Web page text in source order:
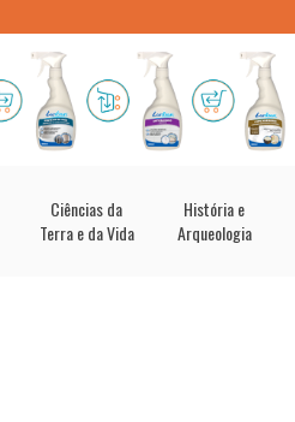
Ciências da
Terra e da Vida
História e
Arqueologia